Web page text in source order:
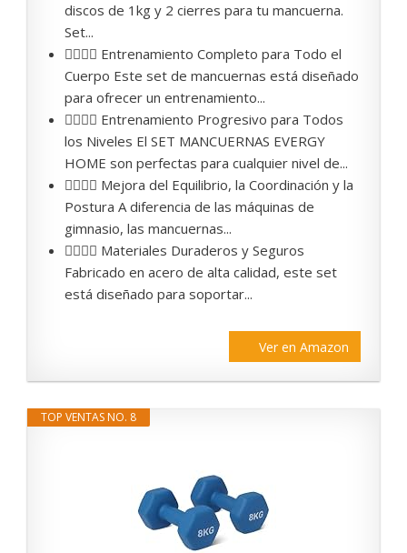
discos de 1kg y 2 cierres para tu mancuerna.
Set...
🏋️‍♀️🔩💪 Entrenamiento Completo para Todo el
Cuerpo Este set de mancuernas está diseñado
para ofrecer un entrenamiento...
🏋️‍♀️🔩💪 Entrenamiento Progresivo para Todos
los Niveles El SET MANCUERNAS EVERGY
HOME son perfectas para cualquier nivel de...
🏋️‍♀️🔩💪 Mejora del Equilibrio, la Coordinación y la
Postura A diferencia de las máquinas de
gimnasio, las mancuernas...
🏋️‍♀️🔩💪 Materiales Duraderos y Seguros
Fabricado en acero de alta calidad, este set
está diseñado para soportar...
Ver en Amazon
TOP VENTAS NO. 8